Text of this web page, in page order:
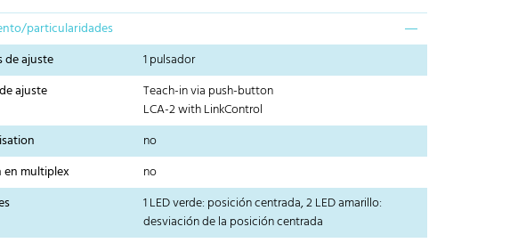
particularidades
de ajuste
1 pulsador
ajuste
Teach-in via push-button
LCA-2 with LinkControl
no
multiplex
no
1 LED verde: posición centrada, 2 LED amarillo:
desviación de la posición centrada